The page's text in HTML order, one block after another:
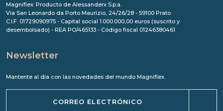
Magniflex: Producto de Alessanderx S.p.a.
Via San Leonardo da Porto Maurizio, 24/26/28 - 59100 Prato
C.I.F. 01729090975 - Capital social 1.000.000,00 euros (suscrito y
desembolsado) - REA PO/465133 - Código fiscal 01246380461
Newsletter
Mantente al día con las novedades del mundo Magniflex.